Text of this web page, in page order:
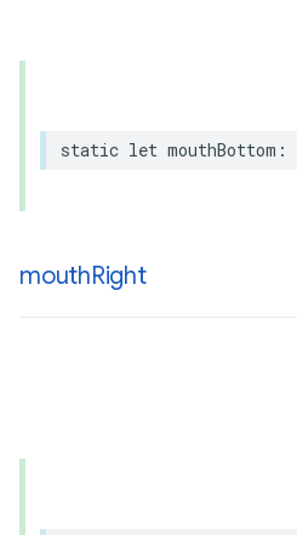
static let mouthBottom :
mouthRight